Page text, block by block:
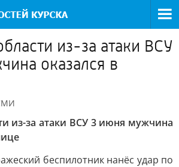
из-за атаки ВСУ
оказался в
из-за атаки ВСУ 3 июня мужчина
беспилотник нанёс удар по